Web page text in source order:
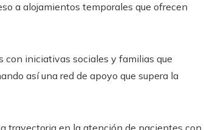
a alojamientos temporales que ofrecen
iniciativas sociales y familias que
así una red de apoyo que supera la
trayectoria en la atención de pacientes con